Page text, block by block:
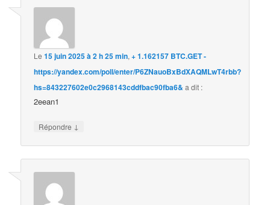
Le15 juin 2025 à 2 h 25 min,+ 1.162157 BTC.GET -
https://yandex.com/poll/enter/P6ZNauoBxBdXAQMLwT4rbb?
hs=843227602e0c2968143cddfbac90fba6& a dit :
2eean1
Répondre ↓